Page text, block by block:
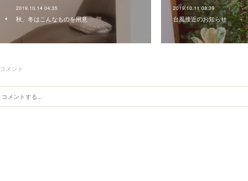
2019.10.14 04:35
秋、冬はこんなものを用意
2019.10.11 08:39
台風接近のお知らせ
コメント